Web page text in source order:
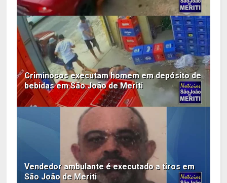
Criminosos executam homem em depósito de
bebidas em São João de Meriti
Vendedor ambulante é executado a tiros em
São João de Meriti